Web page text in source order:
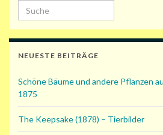
Search for:
NEUESTE BEITRÄGE
Schöne Bäume und andere Pflanzen
1875
The Keepsake (1878) – Tierbilder